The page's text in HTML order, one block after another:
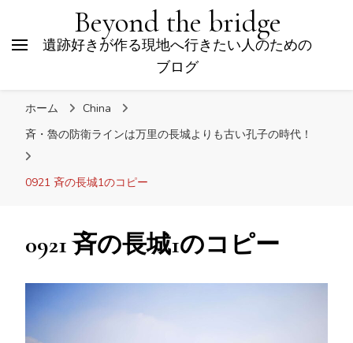
Beyond the bridge
遺跡好きが作る現地へ行きたい人のための
ブログ
ホーム
China
斉・魯の防衛ラインは万里の長城よりも古い孔子の時代！
0921 斉の長城1のコピー
0921 斉の長城1のコピー